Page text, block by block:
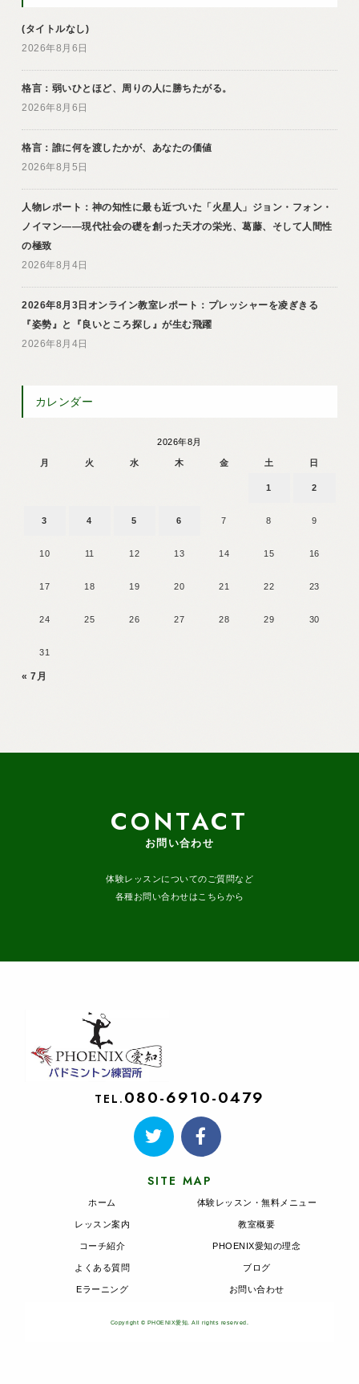
(タイトルなし)
2026年8月6日
格言：弱いひとほど、周りの人に勝ちたがる。
2026年8月6日
格言：誰に何を渡したかが、あなたの価値
2026年8月5日
人物レポート：神の知性に最も近づいた「火星人」ジョン・フォン・
ノイマン――現代社会の礎を創った天才の栄光、葛藤、そして人間性
の極致
2026年8月4日
2026年8月3日オンライン教室レポート：プレッシャーを凌ぎきる
『姿勢』と『良いところ探し』が生む飛躍
2026年8月4日
カレンダー
2026年8月
月 火 水 木 金 土 日
1 2
3 4 5 6 7 8 9
10 11 12 13 14 15 16
17 18 19 20 21 22 23
24 25 26 27 28 29 30
31
« 7月
CONTACT
お問い合わせ
体験レッスンについてのご質問など
各種お問い合わせはこちらから
TEL. 080-6910-0479
SITE MAP
ホーム
レッスン案内
コーチ紹介
よくある質問
Eラーニング
体験レッスン・無料メニュー
教室概要
PHOENIX愛知の理念
ブログ
お問い合わせ
Copyright © PHOENIX愛知. All rights reserved.